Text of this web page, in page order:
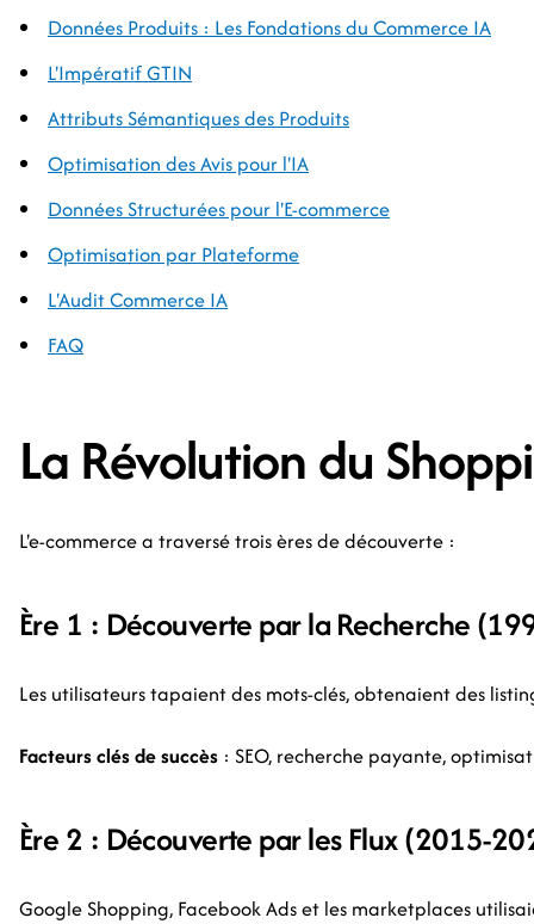
Données Produits : Les Fondations du Commerce IA
L'Impératif GTIN
Attributs Sémantiques des Produits
Optimisation des Avis pour l'IA
Données Structurées pour l'E-commerce
Optimisation par Plateforme
L'Audit Commerce IA
FAQ
La Révolution du
L'e-commerce a traversé trois ères de découverte :
Ère 1 : Découverte par la Recherche
Les utilisateurs tapaient des mots-clés, obtenaient des
Facteurs clés de succès : SEO, recherche payante,
Ère 2 : Découverte par les Flux (2015-
Google Shopping, Facebook Ads et les marketplaces